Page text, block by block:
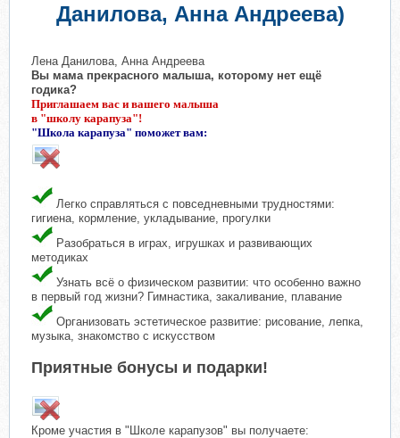
Данилова, Анна Андреева)
Лена Данилова, Анна Андреева
Вы мама прекрасного малыша, которому нет ещё
годика?
Приглашаем вас и вашего малыша
в "школу карапуза"!
"Школа карапуза" поможет вам:
Легко справляться с повседневными трудностями:
гигиена, кормление, укладывание, прогулки
Разобраться в играх, игрушках и развивающих
методиках
Узнать всё о физическом развитии: что особенно важно
в первый год жизни? Гимнастика, закаливание, плавание
Организовать эстетическое развитие: рисование, лепка,
музыка, знакомство с искусством
Приятные бонусы и подарки!
Кроме участия в "Школе карапузов" вы получаете: